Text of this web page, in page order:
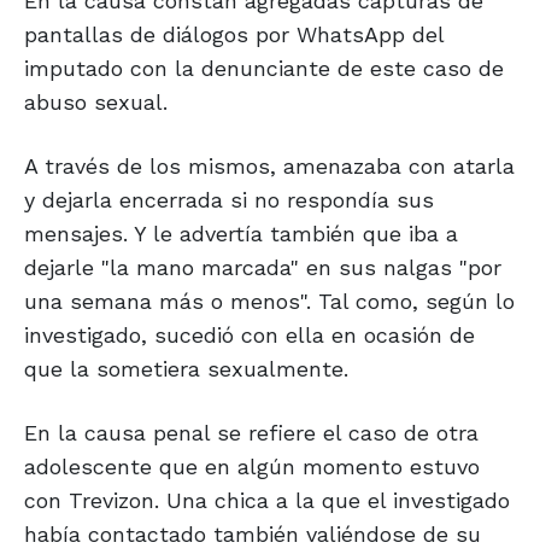
pantallas de diálogos por WhatsApp del
imputado con la denunciante de este caso de
abuso sexual.
A través de los mismos, amenazaba con atarla
y dejarla encerrada si no respondía sus
mensajes. Y le advertía también que iba a
dejarle "la mano marcada" en sus nalgas "por
una semana más o menos". Tal como, según lo
investigado, sucedió con ella en ocasión de
que la sometiera sexualmente.
En la causa penal se refiere el caso de otra
adolescente que en algún momento estuvo
con Trevizon. Una chica a la que el investigado
había contactado también valiéndose de su